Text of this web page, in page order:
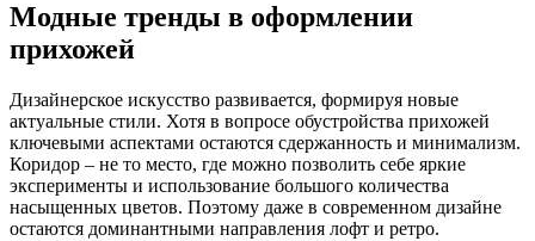
Модные тренды в оформлении
прихожей
Дизайнерское искусство развивается, формируя новые
актуальные стили. Хотя в вопросе обустройства прихожей
ключевыми аспектами остаются сдержанность и минимализм.
Коридор – не то место, где можно позволить себе яркие
эксперименты и использование большого количества
насыщенных цветов. Поэтому даже в современном дизайне
остаются доминантными направления лофт и ретро.